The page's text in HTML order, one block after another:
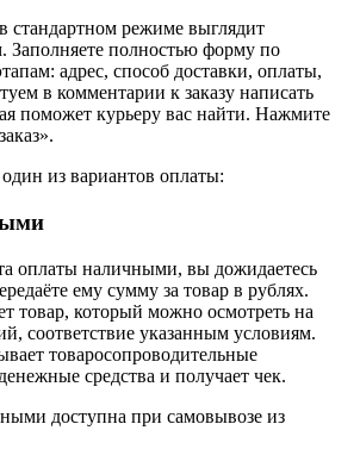
стандартном режиме выглядит
Заполняете полностью форму по
адрес, способ доставки, оплаты,
в комментарии к заказу написать
поможет курьеру вас найти. Нажмите
из вариантов оплаты:
оплаты наличными, вы дожидаетесь
ему сумму за товар в рублях.
товар, который можно осмотреть на
соответствие указанным условиям.
товаросопроводительные
средства и получает чек.
доступна при самовывозе из